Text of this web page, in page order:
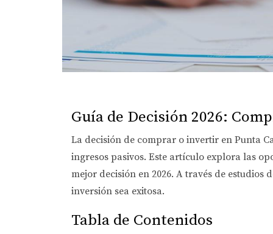
Guía de Decisión 2026:
La decisión de comprar o invertir en Punta
ingresos pasivos. Este artículo explora las
mejor decisión en 2026. A través de
inversión sea exitosa.
Tabla de Contenidos